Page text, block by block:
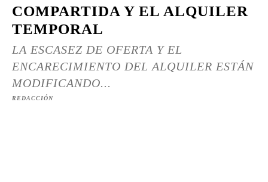
COMPARTIDA Y EL ALQUILER
TEMPORAL
LA ESCASEZ DE OFERTA Y EL
ENCARECIMIENTO DEL ALQUILER ESTÁN
MODIFICANDO...
REDACCIÓN